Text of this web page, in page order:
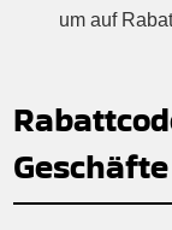
um auf
Geschäfte